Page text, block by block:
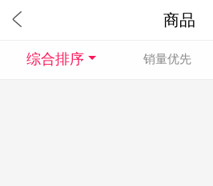
商品
综合排序 销量优先